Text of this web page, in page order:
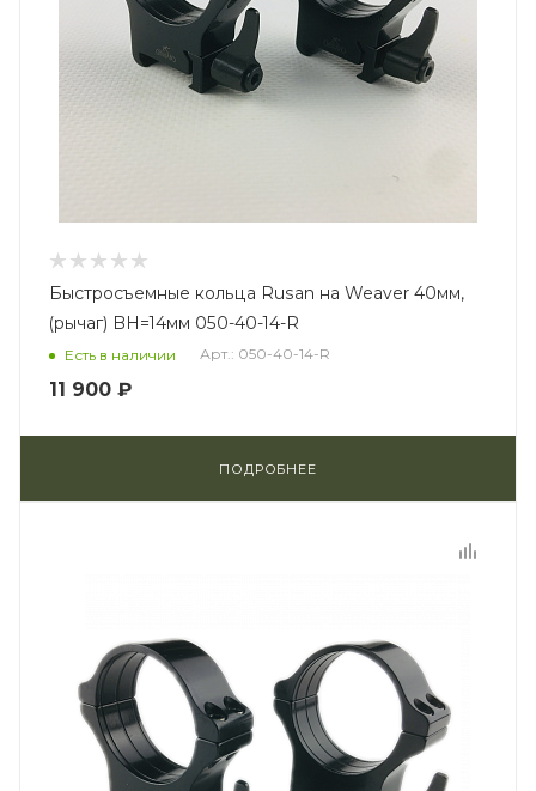
Быстросъемные кольца Rusan на Weaver 40мм,
(рычаг) BH=14мм 050-40-14-R
Есть в наличии Арт.: 050-40-14-R
11 900 ₽
ПОДРОБНЕЕ